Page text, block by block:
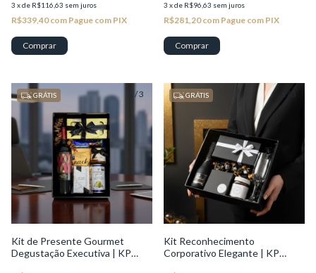
3 xde R$116,63 sem juros
R$339,40com Pague com PIX
3 xde R$96,63 sem juros
R$281,20com Pague com PIX
/3
GRÁTIS
Kit de Presente Gourmet
Degustação Executiva | KP
1/3
GRÁTIS
Kit Reconhecimento
Corporativo Elegante | KP